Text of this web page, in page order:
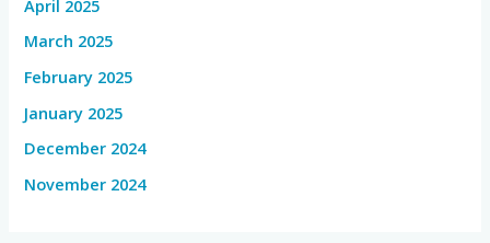
April 2025
March 2025
February 2025
January 2025
December 2024
November 2024